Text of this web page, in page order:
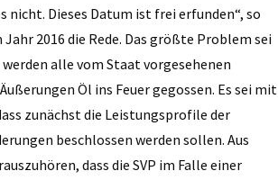
nicht. Dieses Datum ist frei erfunden“, so
2016 die Rede. Das größte Problem sei
alle vom Staat vorgesehenen
Öl ins Feuer gegossen. Es sei mit
zunächst die Leistungsprofile der
beschlossen werden sollen. Aus
dass die SVP im Falle einer